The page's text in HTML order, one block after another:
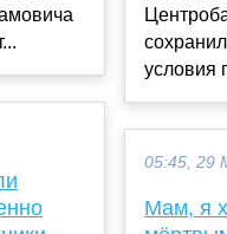
условия
05:45, 29
Мам, я